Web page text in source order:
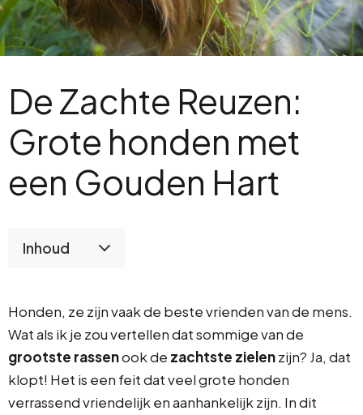
De Zachte Reuzen:
Grote honden met
een Gouden Hart
Inhoud
Honden, ze zijn vaak de beste vrienden van de mens.
Wat als ik je zou vertellen dat sommige van de
grootste rassenook de zachtste zielenzijn? Ja, dat
klopt! Het is een feit dat veel grote honden
verrassend vriendelijk en aanhankelijk zijn. In dit